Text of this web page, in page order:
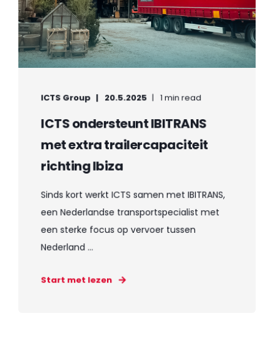
ICTS Group 20.5.2025 1 min read
ICTS ondersteunt IBITRANS
met extra trailercapaciteit
richting Ibiza
Sinds kort werkt ICTS samen met IBITRANS,
een Nederlandse transportspecialist met
een sterke focus op vervoer tussen
Nederland ...
Start met lezen